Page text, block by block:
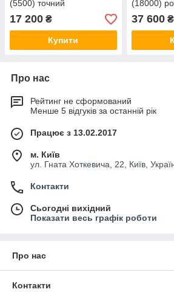
(5500) точний
17 200 ₴
Купити
(18000)
37 600₴
Про нас
Рейтинг не сформований
Менше 5 відгуків за останній рік
Працює з 13.02.2017
м. Київ
ул. Гната Хоткевича, 22, Київ,
Контакти
Сьогодні вихідний
Показати весь графік роботи
Про нас
Контакти